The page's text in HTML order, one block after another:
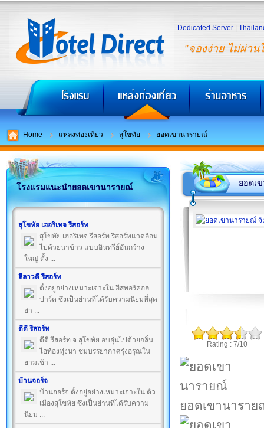
"จองง่าย ไม่ผ่าน
Dedicated Server
Home แหล่งท่องเที่ยว สุโขทัย ยอดเขานารายณ์
โรงแรมแนะนำยอดเขานารายณ์
สุโขทัย เฮอริเทจ รีสอร์ท
สุโขทัย เฮอริเทจ รีสอร์ท รีสอร์ทแวดล้อม
ไปด้วยนาข้าว แบบอินทรีย์อันกว้าง
ใหญ่ ตั้ง ...
ลีลาวดี รีสอร์ท
ตั้งอยู่อย่างเหมาะเจาะใน ฮีสทอริคอล
ปาร์ค ซึ่งเป็นย่านที่ได้รับความนิยมที่สุด
ย่า ...
ดีดี รีสอร์ท
ดีดี รีสอร์ท จ.สุโขทัย อบอุ่นไปด้วยกลิ่น
ไอท้องทุ่งนา ชมบรรยากาศรุ่งอรุณใน
ยามเช้า ...
บ้านจอร์จ
บ้านจอร์จ ตั้งอยู่อย่างเหมาะเจาะใน ตัว
เมืองสุโขทัย ซึ่งเป็นย่านที่ได้รับความ
นิยม ...
ยอดเ
Rating : 7/10
ยอดเขานารา